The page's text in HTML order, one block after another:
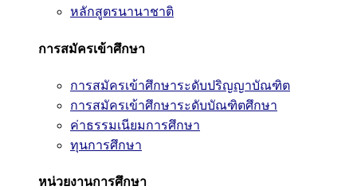
หลักสูตรนานาชาติ
การสมัครเข้าศึกษา
การสมัครเข้าศึกษาระดับปริญญาบัณฑิต
การสมัครเข้าศึกษาระดับบัณฑิตศึกษา
ค่าธรรมเนียมการศึกษา
ทุนการศึกษา
หน่วยงานการศึกษา